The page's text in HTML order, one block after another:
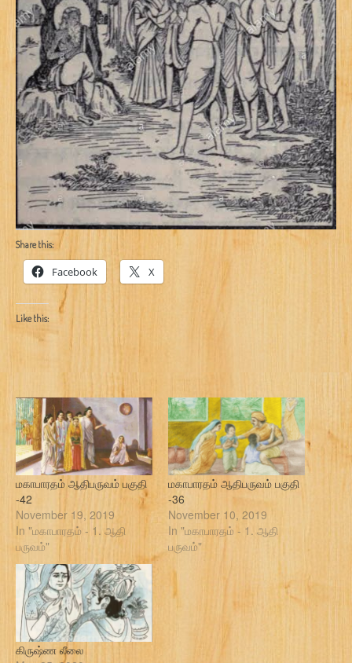
Share this:
Facebook X
Like this:
மகாபாரதம் ஆதிபருவம் பகுதி
-42
November 19, 2019
In "மகாபாரதம் - 1. ஆதி
பருவம்"
மகாபாரதம் ஆதிபருவம் பகுதி
-36
November 10, 2019
In "மகாபாரதம் - 1. ஆதி
பருவம்"
கிருஷ்ண லீலை